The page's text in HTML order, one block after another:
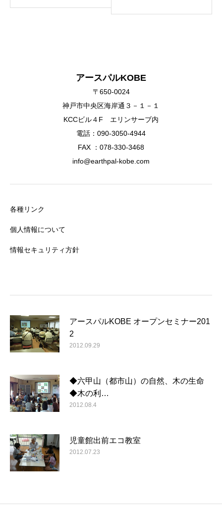
アースパルKOBE
〒650-0024
神戸市中央区海岸通３－１－１
KCCビル４F エリンサーブ内
電話：090-3050-4944
FAX ：078-330-3468
info@earthpal-kobe.com
各種リンク
個人情報について
情報セキュリティ方針
アースパルKOBE オープンセミナー201
2
2012.09.29
◆六甲山（都市山）の自然、木の生命
◆木の利…
2012.08.4
児童館出前エコ教室
2012.07.23